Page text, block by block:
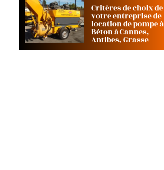
Critères de choix de
votre entreprise de
location de pompe à
Béton à Cannes,
Antibes, Grasse